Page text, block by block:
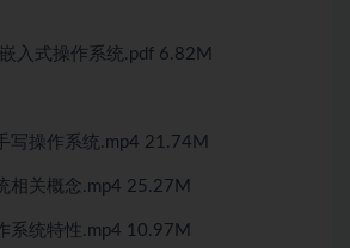
入式操作系统.pdf 6.82M
写操作系统.mp4 21.74M
相关概念.mp4 25.27M
系统特性.mp4 10.97M